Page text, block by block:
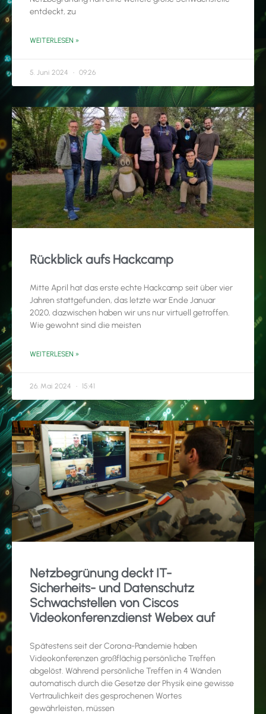
entdeckt, zu
WEITERLESEN »
5. Juni 2024 09:26
Rückblick aufs Hackcamp
Mitte April hat das erste echte Hackcamp seit über vier
Jahren stattgefunden, das letzte war Ende Januar
2020, dazwischen haben wir uns nur virtuell getroffen.
Wie gewohnt sind die meisten
WEITERLESEN »
26. Mai 2024 15:41
Netzbegrünung deckt IT-
Sicherheits- und Datenschutz
Schwachstellen von Ciscos
Videokonferenzdienst Webex auf
Spätestens seit der Corona-Pandemie haben
Videokonferenzen großflächig persönliche Treffen
abgelöst. Während persönliche Treffen in 4 Wänden
automatisch durch die Gesetze der Physik eine gewisse
Vertraulichkeit des gesprochenen Wortes
gewährleisten, müssen